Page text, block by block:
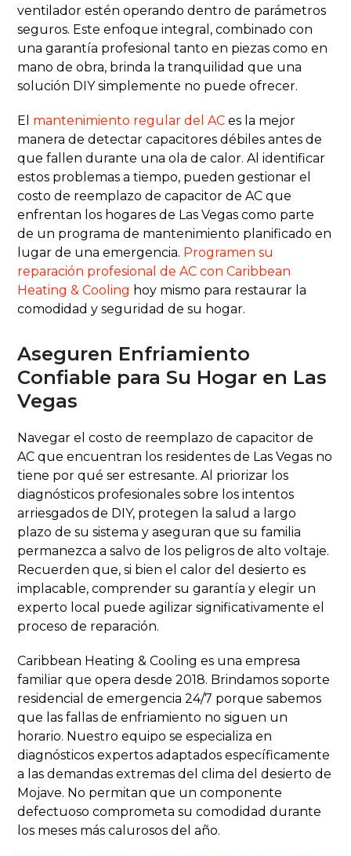
ventilador estén operando dentro de parámetros
seguros. Este enfoque integral, combinado con
una garantía profesional tanto en piezas como en
mano de obra, brinda la tranquilidad que una
solución DIY simplemente no puede ofrecer.
El mantenimiento regular del AC es la mejor
manera de detectar capacitores débiles antes de
que fallen durante una ola de calor. Al identificar
estos problemas a tiempo, pueden gestionar el
costo de reemplazo de capacitor de AC que
enfrentan los hogares de Las Vegas como parte
de un programa de mantenimiento planificado en
lugar de una emergencia. Programen su
reparación profesional de AC con Caribbean
Heating & Cooling hoy mismo para restaurar la
comodidad y seguridad de su hogar.
Aseguren Enfriamiento
Confiable para Su Hogar en Las
Vegas
Navegar el costo de reemplazo de capacitor de
AC que encuentran los residentes de Las Vegas no
tiene por qué ser estresante. Al priorizar los
diagnósticos profesionales sobre los intentos
arriesgados de DIY, protegen la salud a largo
plazo de su sistema y aseguran que su familia
permanezca a salvo de los peligros de alto voltaje.
Recuerden que, si bien el calor del desierto es
implacable, comprender su garantía y elegir un
experto local puede agilizar significativamente el
proceso de reparación.
Caribbean Heating & Cooling es una empresa
familiar que opera desde 2018. Brindamos soporte
residencial de emergencia 24/7 porque sabemos
que las fallas de enfriamiento no siguen un
horario. Nuestro equipo se especializa en
diagnósticos expertos adaptados específicamente
a las demandas extremas del clima del desierto de
Mojave. No permitan que un componente
defectuoso comprometa su comodidad durante
los meses más calurosos del año.